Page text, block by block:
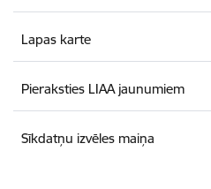
Lapas karte
Pieraksties LIAA jaunumiem
Sīkdatņu izvēles maiņa